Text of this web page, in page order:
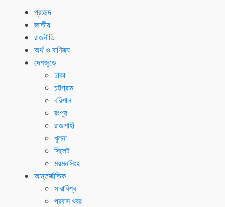
প্রচ্ছদ
জাতীয়
রাজনীতি
অর্থ ও বাণিজ্য
দেশজুড়ে
ঢাকা
চট্টগ্রাম
বরিশাল
রংপুর
রাজশাহী
খুলনা
সিলেট
ময়মনসিংহ
আন্তর্জাতিক
সারাবিশ্ব
প্রবাস খবর